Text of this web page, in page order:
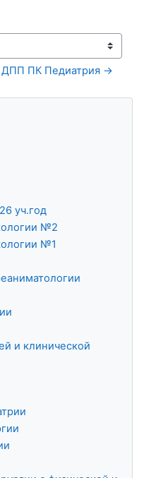
ДПП ПК Педиатрия →
уч.год
№2
№1
и клинической